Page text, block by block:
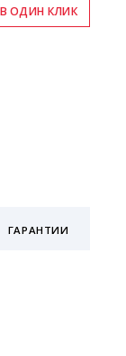
ГАРАНТИИ